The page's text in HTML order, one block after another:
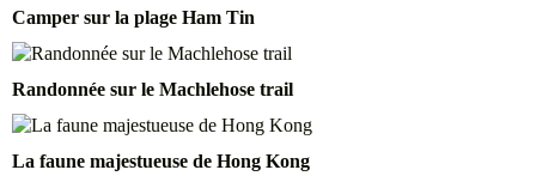
Camper sur la plage Ham Tin
Randonnée sur le Machlehose trail
La faune majestueuse de Hong Kong